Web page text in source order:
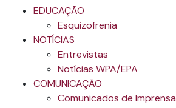
EDUCAÇÃO
Esquizofrenia
NOTÍCIAS
Entrevistas
Notícias WPA/EPA
COMUNICAÇÃO
Comunicados de Imprensa